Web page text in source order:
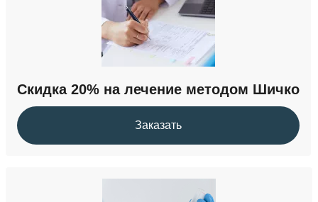
от 1 600 ₽
36 000 ₽
Кодирование от наркомании
Скидка 20% на лечение методом Шичко
Заказать